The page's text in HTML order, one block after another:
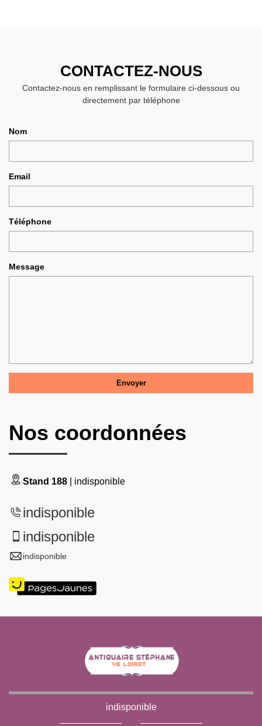
CONTACTEZ-NOUS
Contactez-nous en remplissant le formulaire ci-dessous ou
directement par téléphone
Nom
Email
Téléphone
Message
Nos coordonnées
Stand 188 | indisponible
indisponible
indisponible
indisponible
indisponible